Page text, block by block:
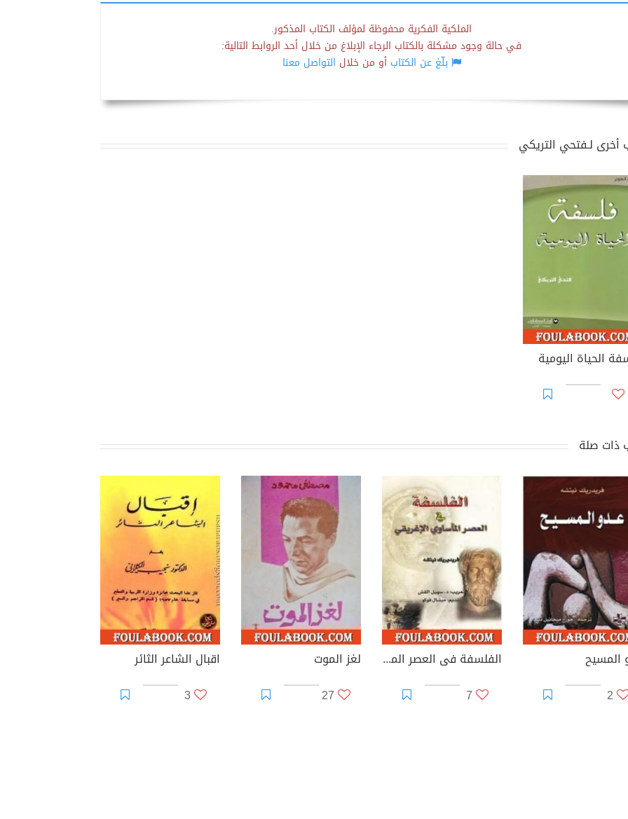
الملكية الفكرية محفوظة لمؤلف الكتاب المذكور.
في حالة وجود مشكلة بالكتاب الرجاء الإبلاغ من خلال أحد الروابط التالية:
بلّغ عن الكتابأو من خلال التواصل معنا
أخرى لـفتحي التريكي
الحياة اليومية
ذات صلة
المسيح
2
الفلسفة فى العصر المأساوى الإغريقى
7
لغز الموت
27
اقبال الشاعر الثائر
3